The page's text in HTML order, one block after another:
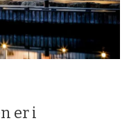
er i